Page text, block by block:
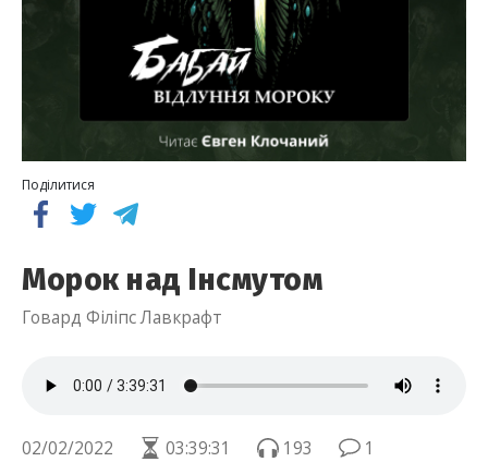
Поділитися
Морок над Інсмутом
Говард Філіпс Лавкрафт
02/02/2022 03:39:31 193 1